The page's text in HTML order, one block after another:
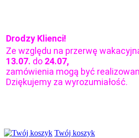
Drodzy Klienci!
Ze względu na przerwę
13.07. do 24.07,
zamówienia mogą być
Dziękujemy za wyrozumiałość.
Twój koszyk